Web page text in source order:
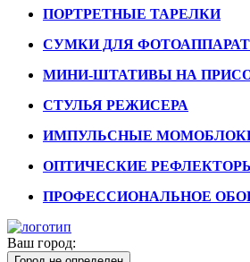
ПОРТРЕТНЫЕ ТАРЕЛКИ
СУМКИ ДЛЯ
МИНИ-ШТАТИВЫ НА
СТУЛЬЯ РЕЖИСЕРА
ИМПУЛЬСНЫЕ
ОПТИЧЕСКИЕ
ПРОФЕССИОНАЛЬНОЕ
Ваш город: